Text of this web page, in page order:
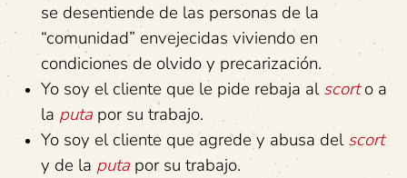
se desentiende de las personas de la
“comunidad” envejecidas viviendo en
condiciones de olvido y precarización.
Yo soy el cliente que le pide rebaja alscorto a
la puta por su trabajo.
Yo soy el cliente que agrede y abusa delscort
y de la puta por su trabajo.